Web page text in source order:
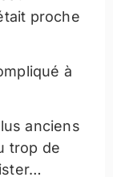
proche
à
anciens
trop de